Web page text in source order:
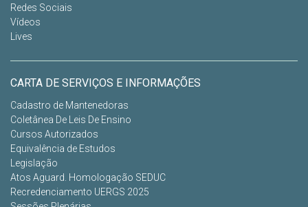
Redes Sociais
Vídeos
Lives
CARTA DE SERVIÇOS E INFORMAÇÕES
Cadastro de Mantenedoras
Coletânea De Leis De Ensino
Cursos Autorizados
Equivalência de Estudos
Legislação
Atos Aguard. Homologação SEDUC
Recredenciamento UERGS 2025